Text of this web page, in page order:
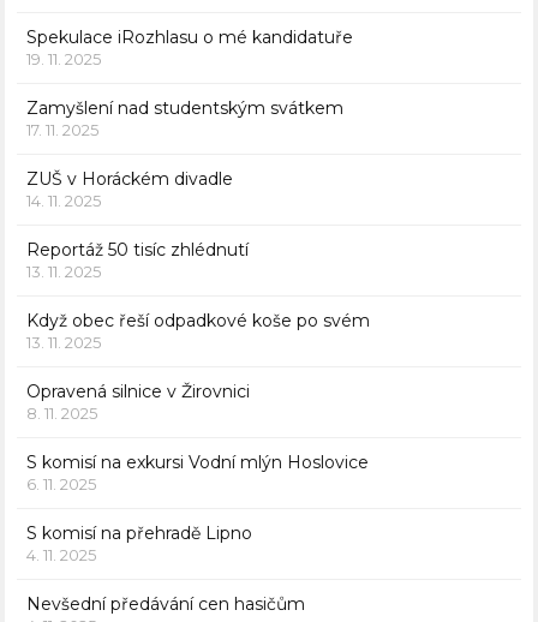
Spekulace iRozhlasu o mé kandidatuře
19. 11. 2025
Zamyšlení nad studentským svátkem
17. 11. 2025
ZUŠ v Horáckém divadle
14. 11. 2025
Reportáž 50 tisíc zhlédnutí
13. 11. 2025
Když obec řeší odpadkové koše po svém
13. 11. 2025
Opravená silnice v Žirovnici
8. 11. 2025
S komisí na exkursi Vodní mlýn Hoslovice
6. 11. 2025
S komisí na přehradě Lipno
4. 11. 2025
Nevšední předávání cen hasičům